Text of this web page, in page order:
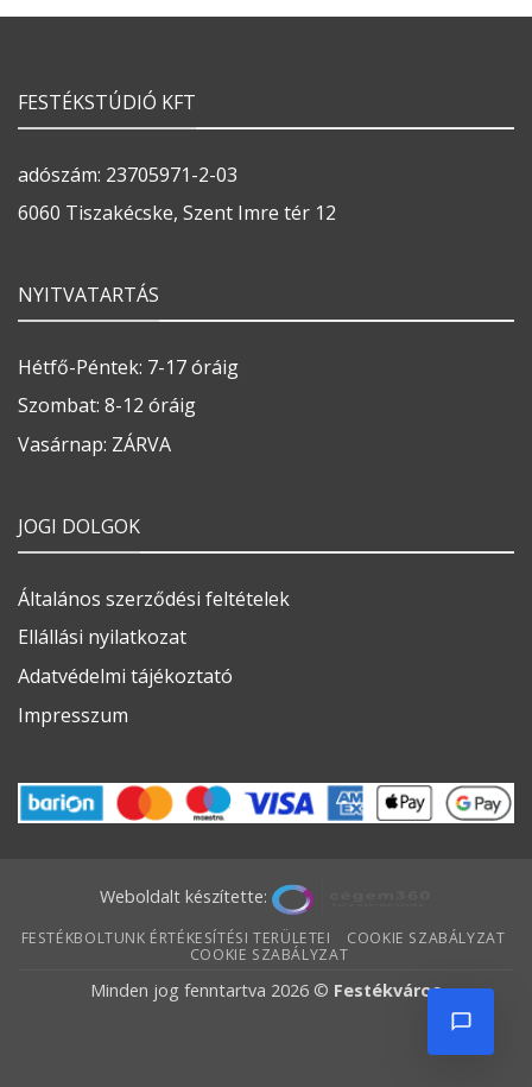
FESTÉKSTÚDIÓ KFT
adószám: 23705971-2-03
6060 Tiszakécske, Szent Imre tér 12
NYITVATARTÁS
Hétfő-Péntek: 7-17 óráig
Szombat: 8-12 óráig
Vasárnap: ZÁRVA
JOGI DOLGOK
Általános szerződési feltételek
Ellállási nyilatkozat
Adatvédelmi tájékoztató
Impresszum
Weboldalt készítette:
FESTÉKBOLTUNK ÉRTÉKESÍTÉSI TERÜLETEI
COOKIE SZABÁLYZAT
COOKIE SZABÁLYZAT
Minden jog fenntartva 2026 © Festékváros